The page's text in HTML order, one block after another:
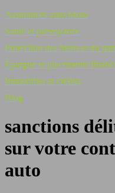
Assurances auto/Moto
Santé et prévoyance
Protection des biens et du
Épargne et placements
Immobilier et crédits
Blog
sanctions
sur votre
auto